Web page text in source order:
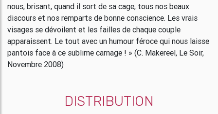
nous, brisant, quand il sort de sa cage, tous nos beaux
discours et nos remparts de bonne conscience. Les vrais
visages se dévoilent et les failles de chaque couple
apparaissent. Le tout avec un humour féroce qui nous laisse
pantois face à ce sublime carnage ! » (C. Makereel, Le Soir,
Novembre 2008)
DISTRIBUTION